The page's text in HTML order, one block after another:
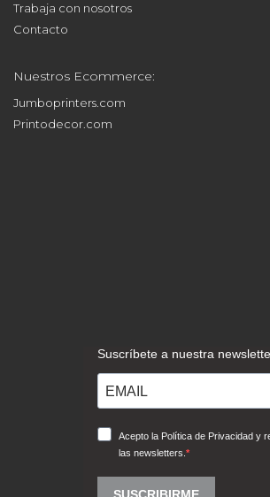
Trabaja con nosotros
Contacto
Nuestros Ecommerce:
Jumboprinters.com
Printodecor.com